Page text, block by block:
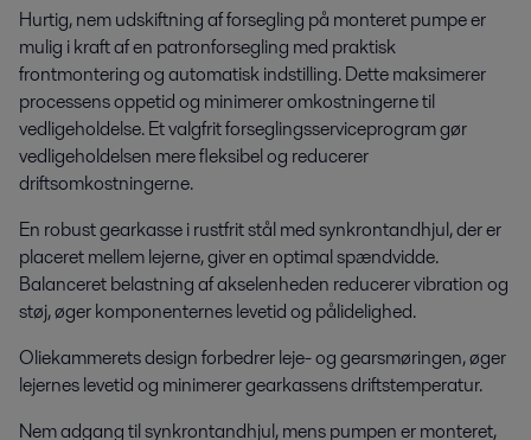
Fødevareprodukter skal leve op til forbrugernes forventninger. Alfa Lavals
teknologier sikrer ønsket smag, konsistens, hygiejne og lave
driftsomkostninger.
Husholdningsprodukter
Fremstilling af rengøringsprodukter hjemmet kræver procesviden og en
hygiejne og kvalitet. Alfa Laval har begge dele.
Hurtig, nem udskiftning af forsegling på monteret pumpe er
mulig i kraft af en patronforsegling med praktisk
frontmontering og automatisk indstilling. Dette maksimerer
processens oppetid og minimerer omkostningerne til
vedligeholdelse. Et valgfrit forseglingsserviceprogram gør
vedligeholdelsen mere fleksibel og reducerer
driftsomkostningerne.
En robust gearkasse i rustfrit stål med synkrontandhjul, der er
placeret mellem lejerne, giver en optimal spændvidde.
Balanceret belastning af akselenheden reducerer vibration og
støj, øger komponenternes levetid og pålidelighed.
Oliekammerets design forbedrer leje- og gearsmøringen, øger
lejernes levetid og minimerer gearkassens driftstemperatur.
Nem adgang til synkrontandhjul, mens pumpen er monteret,